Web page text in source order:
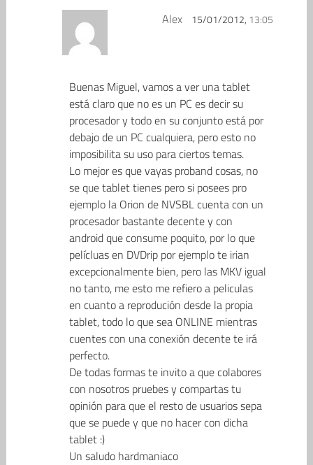
Alex 15/01/2012, 13:05
Buenas Miguel, vamos a ver una tablet
está claro que no es un PC es decir su
procesador y todo en su conjunto está por
debajo de un PC cualquiera, pero esto no
imposibilita su uso para ciertos temas.
Lo mejor es que vayas proband cosas, no
se que tablet tienes pero si posees pro
ejemplo la Orion de NVSBL cuenta con un
procesador bastante decente y con
android que consume poquito, por lo que
pelícluas en DVDrip por ejemplo te irian
excepcionalmente bien, pero las MKV igual
no tanto, me esto me refiero a peliculas
en cuanto a reprodución desde la propia
tablet, todo lo que sea ONLINE mientras
cuentes con una conexión decente te irá
perfecto.
De todas formas te invito a que colabores
con nosotros pruebes y compartas tu
opinión para que el resto de usuarios sepa
que se puede y que no hacer con dicha
tablet :)
Un saludo hardmaniaco